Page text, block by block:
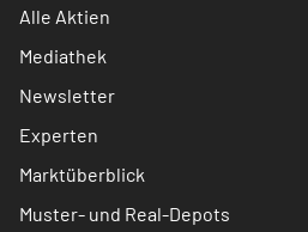
Alle Aktien
Mediathek
Newsletter
Experten
Marktüberblick
Muster- und Real-Depots